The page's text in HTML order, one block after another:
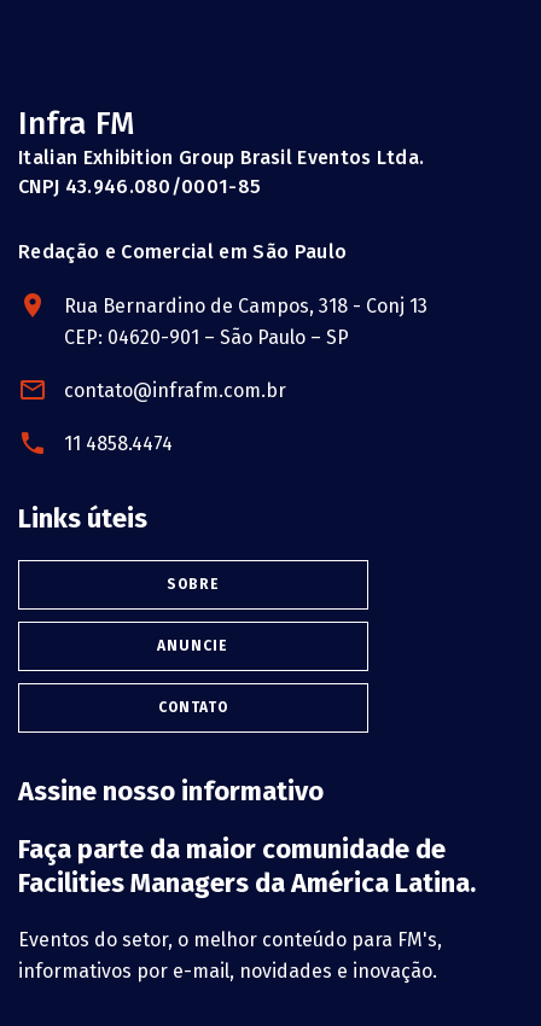
Infra FM
Italian Exhibition Group Brasil Eventos Ltda.
CNPJ 43.946.080/0001-85
Redação e Comercial em São Paulo
Rua Bernardino de Campos, 318 - Conj 13
CEP: 04620-901 – São Paulo – SP
contato@infrafm.com.br
11 4858.4474
Links úteis
SOBRE
ANUNCIE
CONTATO
Assine nosso informativo
Faça parte da maior comunidade de
Facilities Managers da América Latina.
Eventos do setor, o melhor conteúdo para FM's,
informativos por e-mail, novidades e inovação.